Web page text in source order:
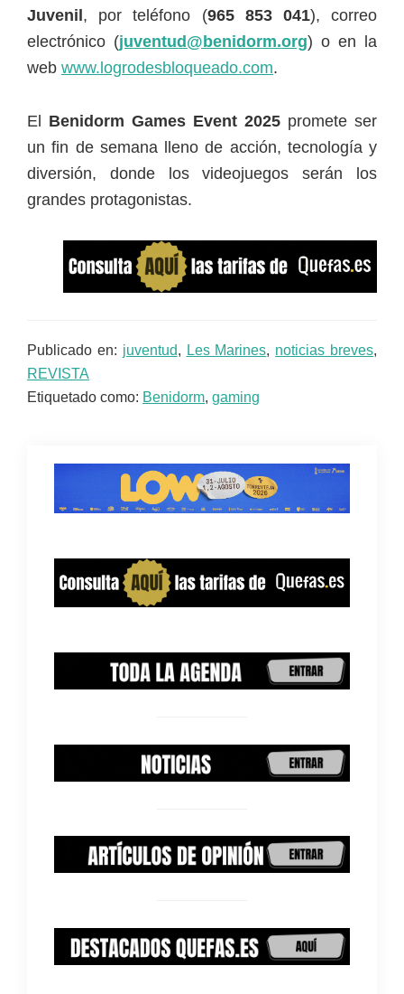
Juvenil, por teléfono (965 853 041), correo
electrónico (juventud@benidorm.org) o en la
web www.logrodesbloqueado.com.
El Benidorm Games Event 2025 promete ser
un fin de semana lleno de acción, tecnología y
diversión, donde los videojuegos serán los
grandes protagonistas.
Publicado en: juventud, Les Marines, noticias breves,
REVISTA
Etiquetado como: Benidorm, gaming